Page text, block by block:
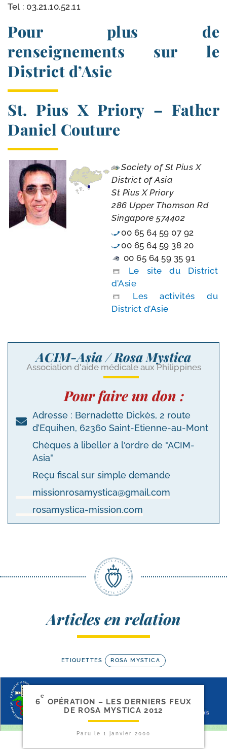
Tel : 03.21.10.52.11
Pour plus de
renseignements sur le
District d’Asie
St. Pius X Priory – Father
Daniel Couture
Society of St Pius X
District of Asia
St Pius X Priory
286 Upper Thomson Rd
Singapore 574402
00 65 64 59 07 92
00 65 64 59 38 20
00 65 64 59 35 91
Le site du District
d’Asie
Les acti­vi­tés du
District d’Asie
ACIM-Asia / Rosa Mystica
Association d'aide médicale aux Philippines
Pour faire un don :
Adresse : Bernadette Dickès, 2 route
d’Equihen, 62360 Saint-Etienne-au-Mont
Chèques à libeller à l'ordre de "ACIM-
Asia"
Reçu fiscal sur simple demande
missionrosamystica@gmail.com
rosamystica-mission.com
Articles en relation
ETIQUETTES ROSA MYSTICA
6
e
OPÉRATION – LES DERNIERS FEUX
DE ROSA MYSTICA 2012
Paru le 1 janvier 2000